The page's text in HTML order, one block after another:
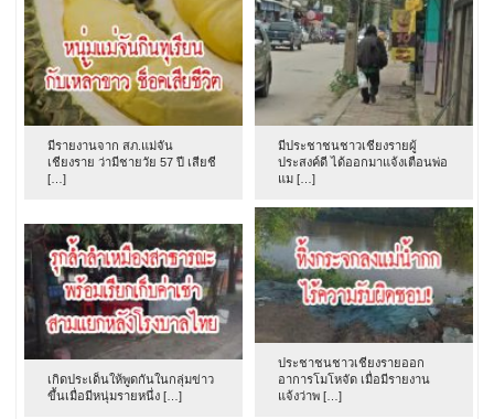
มีรายงานจาก สภ.แม่จัน
เชียงราย ว่ามีชายวัย 57 ปี เสียชี
[…]
มีประชาชนชาวเชียงรายผู้
ประสงค์ดี ได้ออกมาแจ้งเตือนพ่อ
แม […]
เกิดประเด็นให้พูดกันในกลุ่มข่าว
ขึ้นเมื่อมีหนุ่มรายหนึ่ง […]
ประชาชนชาวเชียงรายออก
อาการโมโหจัด เมื่อมีรายงาน
แจ้งว่าพ […]